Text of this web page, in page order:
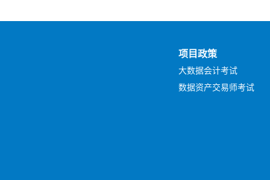
项目政策
大数据会计考试
数据资产交易师考试